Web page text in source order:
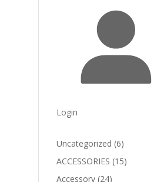
Login
Uncategorized 66
products
ACCESSORIES 1515
Accessory 2424